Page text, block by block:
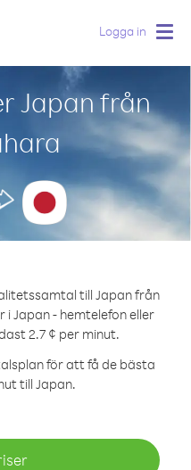
Logga in
Japan från
till Japan från
i Japan - hemtelefon eller
2.7 ¢ per minut.
för att få de bästa
till Japan.